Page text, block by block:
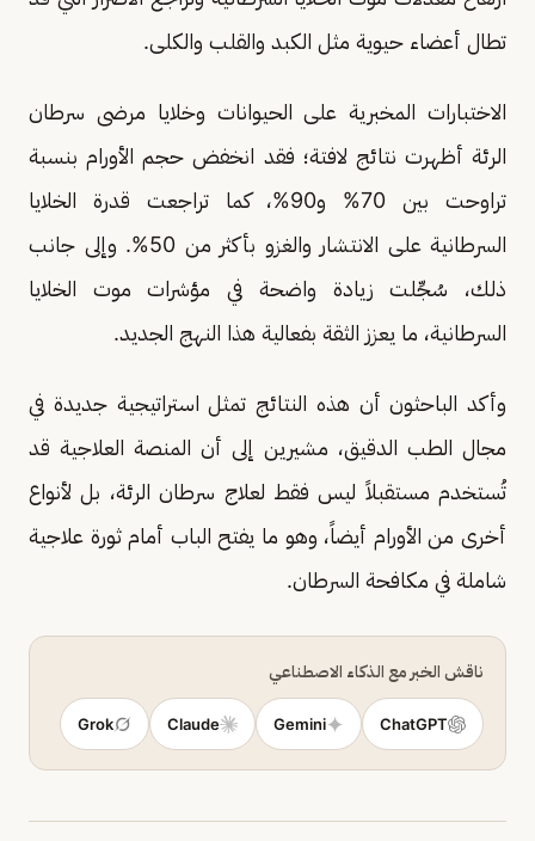
تطال أعضاء حيوية مثل الكبد والقلب والكلى.
الاختبارات المخبرية على الحيوانات وخلايا مرضى سرطان
الرئة أظهرت نتائج لافتة؛ فقد انخفض حجم الأورام بنسبة
تراوحت بين 70% و90%، كما تراجعت قدرة الخلايا
السرطانية على الانتشار والغزو بأكثر من 50%. وإلى جانب
ذلك، سُجِّلت زيادة واضحة في مؤشرات موت الخلايا
السرطانية، ما يعزز الثقة بفعالية هذا النهج الجديد.
وأكد الباحثون أن هذه النتائج تمثل استراتيجية جديدة في
مجال الطب الدقيق، مشيرين إلى أن المنصة العلاجية قد
تُستخدم مستقبلاً ليس فقط لعلاج سرطان الرئة، بل لأنواع
أخرى من الأورام أيضاً، وهو ما يفتح الباب أمام ثورة علاجية
شاملة في مكافحة السرطان.
ناقش الخبر مع الذكاء الاصطناعي
ChatGPT
Gemini
Claude
Grok